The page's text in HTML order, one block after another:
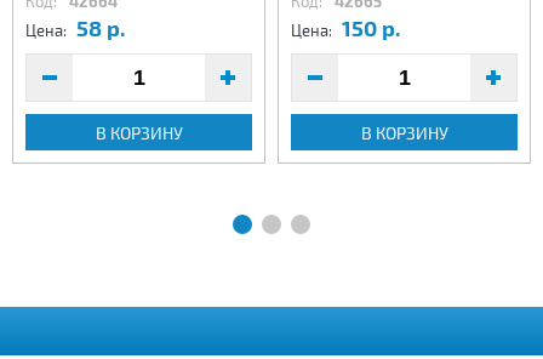
Цена: 58 р.
В КОРЗИНУ
Цена: 150 р.
В КОРЗИНУ